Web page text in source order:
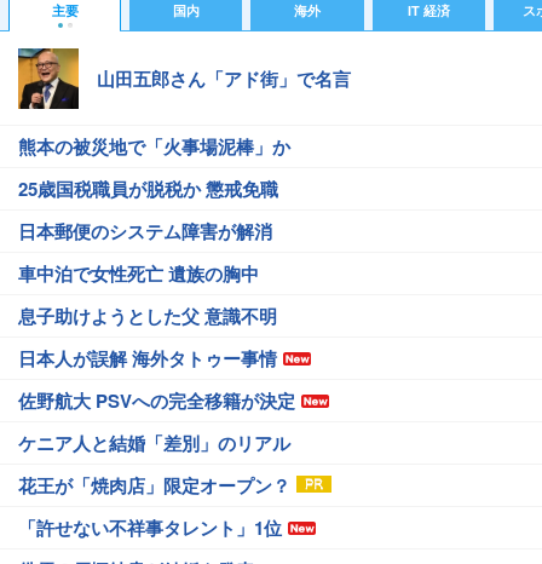
主要 国内 海外 IT 経済 ス
山田五郎さん「アド街」で名言
熊本の被災地で「火事場泥棒」か
25歳国税職員が脱税か 懲戒免職
日本郵便のシステム障害が解消
車中泊で女性死亡 遺族の胸中
息子助けようとした父 意識不明
日本人が誤解 海外タトゥー事情
佐野航大 PSVへの完全移籍が決定
ケニア人と結婚「差別」のリアル
花王が「焼肉店」限定オープン？
「許せない不祥事タレント」1位